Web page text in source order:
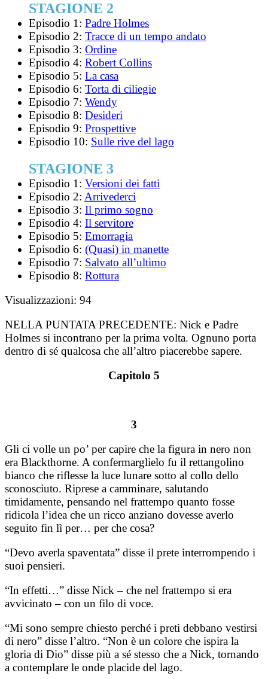
STAGIONE 2
Episodio 1: Padre Holmes
Episodio 2: Tracce di un tempo andato
Episodio 3: Ordine
Episodio 4: Robert Collins
Episodio 5: La casa
Episodio 6: Torta di ciliegie
Episodio 7: Wendy
Episodio 8: Desideri
Episodio 9: Prospettive
Episodio 10: Sulle rive del lago
STAGIONE 3
Episodio 1: Versioni dei fatti
Episodio 2: Arrivederci
Episodio 3: Il primo sogno
Episodio 4: Il servitore
Episodio 5: Emorragia
Episodio 6: (Quasi) in manette
Episodio 7: Salvato all’ultimo
Episodio 8: Rottura
Visualizzazioni: 94
NELLA PUNTATA PRECEDENTE: Nick e Padre
Holmes si incontrano per la prima volta. Ognuno porta
dentro di sé qualcosa che all’altro piacerebbe sapere.
Capitolo 5
3
Gli ci volle un po’ per capire che la figura in nero non
era Blackthorne. A confermarglielo fu il rettangolino
bianco che riflesse la luce lunare sotto al collo dello
sconosciuto. Riprese a camminare, salutando
timidamente, pensando nel frattempo quanto fosse
ridicola l’idea che un ricco anziano dovesse averlo
seguito fin lì per… per che cosa?
“Devo averla spaventata” disse il prete interrompendo i
suoi pensieri.
“In effetti…” disse Nick – che nel frattempo si era
avvicinato – con un filo di voce.
“Mi sono sempre chiesto perché i preti debbano vestirsi
di nero” disse l’altro. “Non è un colore che ispira la
gloria di Dio” disse più a sé stesso che a Nick, tornando
a contemplare le onde placide del lago.